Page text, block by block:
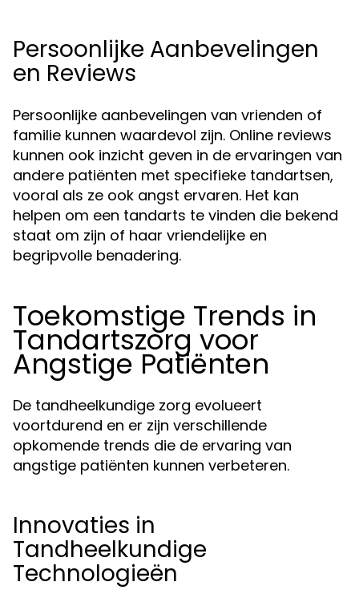
Persoonlijke Aanbevelingen
en Reviews
Persoonlijke aanbevelingen van vrienden of
familie kunnen waardevol zijn. Online reviews
kunnen ook inzicht geven in de ervaringen van
andere patiënten met specifieke tandartsen,
vooral als ze ook angst ervaren. Het kan
helpen om een tandarts te vinden die bekend
staat om zijn of haar vriendelijke en
begripvolle benadering.
Toekomstige Trends in
Tandartszorg voor
Angstige Patiënten
De tandheelkundige zorg evolueert
voortdurend en er zijn verschillende
opkomende trends die de ervaring van
angstige patiënten kunnen verbeteren.
Innovaties in
Tandheelkundige
Technologieën